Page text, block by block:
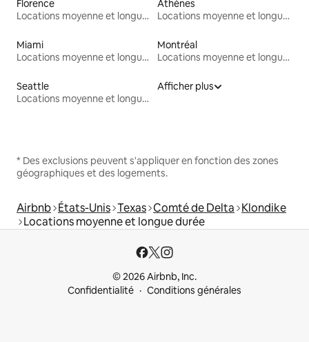
Florence
Locations moyenne et longue durée
Athènes
Locations moyenne et longue durée
Miami
Locations moyenne et longue durée
Montréal
Locations moyenne et longue durée
Seattle
Locations moyenne et longue durée
Afficher plus
* Des exclusions peuvent s'appliquer en fonction des zones
géographiques et des logements.
Airbnb États-Unis Texas Comté de Delta Klondike
Locations moyenne et longue durée
© 2026 Airbnb, Inc.
Confidentialité
Conditions générales